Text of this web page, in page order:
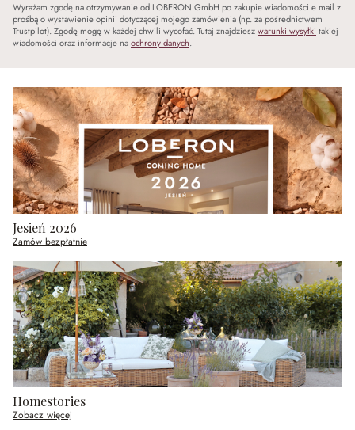
Wyrażam zgodę na otrzymywanie od LOBERON GmbH po zakupie wiadomości e mail z
prośbą o wystawienie opinii dotyczącej mojego zamówienia (np. za pośrednictwem
Trustpilot). Zgodę mogę w każdej chwili wycofać. Tutaj znajdzieszwarunki wysyłki takiej
wiadomości oraz informacje naochrony danych.
Jesień 2026
Zamów bezpłatnie
Homestories
Zobacz więcej